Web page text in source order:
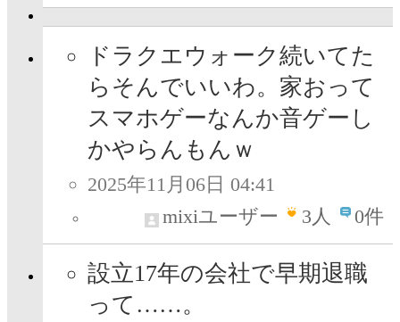
ドラクエウォーク続いてた
らそんでいいわ。家おって
スマホゲーなんか音ゲーし
かやらんもんｗ
2025年11月06日 04:41
mixiユーザー
3人 0件
設立17年の会社で早期退職
って……。